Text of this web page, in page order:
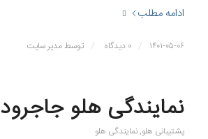
ادامه مطلب
۱۴۰۱-۰۵-۰۶ / ۰ دیدگاه / توسط مدیر سایت
نمایندگی هلو جاجرود
پشتیبانی هلو,نمایندگی هلو